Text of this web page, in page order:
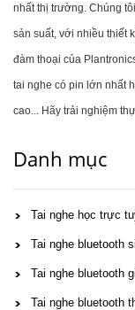
nhất thị trường. Chúng
sản suất, với nhiều thiết
đàm thoại của
tai nghe có pin lớn nhất
cao... Hãy trải nghiệm
Danh mục
Tai nghe học trực
Tai nghe bluetooth
Tai nghe bluetooth
Tai nghe bluetooth